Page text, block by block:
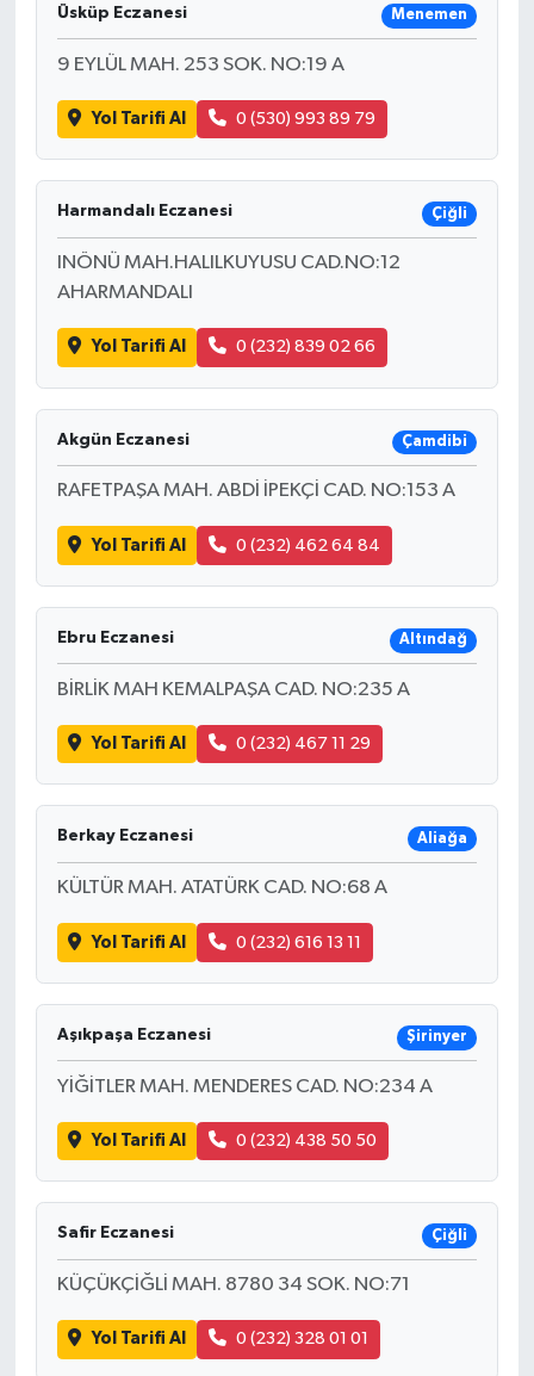
Üsküp Eczanesi Menemen
9 EYLÜL MAH. 253 SOK. NO:19 A
Yol Tarifi Al 0 (530) 993 89 79
Harmandalı Eczanesi Çiğli
INÖNÜ MAH.HALILKUYUSU CAD.NO:12
AHARMANDALI
Yol Tarifi Al 0 (232) 839 02 66
Akgün Eczanesi Çamdibi
RAFETPAŞA MAH. ABDİ İPEKÇİ CAD. NO:153 A
Yol Tarifi Al 0 (232) 462 64 84
Ebru Eczanesi Altındağ
BİRLİK MAH KEMALPAŞA CAD. NO:235 A
Yol Tarifi Al 0 (232) 467 11 29
Berkay Eczanesi Aliağa
KÜLTÜR MAH. ATATÜRK CAD. NO:68 A
Yol Tarifi Al 0 (232) 616 13 11
Aşıkpaşa Eczanesi Şirinyer
YİĞİTLER MAH. MENDERES CAD. NO:234 A
Yol Tarifi Al 0 (232) 438 50 50
Safir Eczanesi Çiğli
KÜÇÜKÇİĞLİ MAH. 8780 34 SOK. NO:71
Yol Tarifi Al 0 (232) 328 01 01